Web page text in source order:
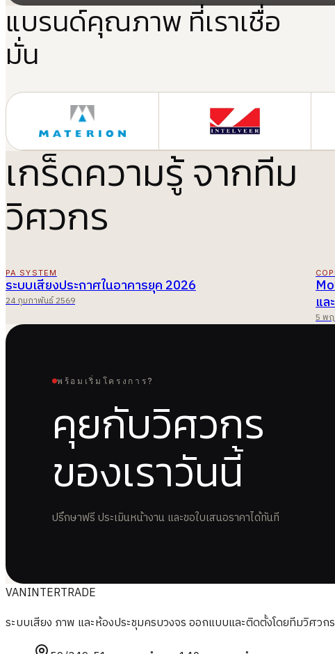
แบรนด์คุณภาพ ที่เราเชื่อ
มั่น
เกร็ดความรู้ จากทีม
วิศวกร
PA SYSTEM
ระบบเสียงประกาศในอาคารยุค 2026
24 กุมภาพันธ์ 2569
แล
5 พ
พร้อมเริ่มโครงการ?
คุยกับวิศวกร
ของเราวันนี้
ปรึกษาฟรี ประเมินหน้างาน และขอใบเสนอราคาได้ทันที
VANINTERTRADE
ระบบเสียง ภาพ และห้องประชุมครบวงจร ออกแบบและติดตั้งโดยทีมวิศว